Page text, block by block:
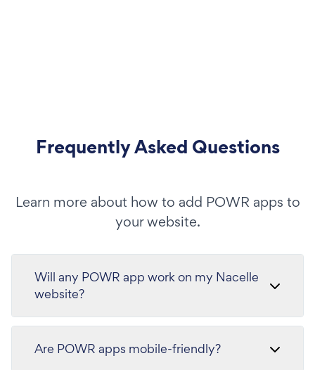
Frequently Asked Questions
Learn more about how to add POWR apps to
your website.
Will any POWR app work on my Nacelle
website?
Are POWR apps mobile-friendly?